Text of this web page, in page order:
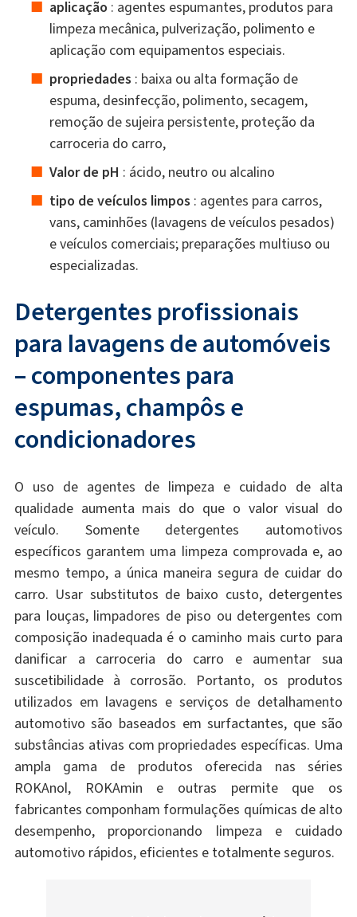
aplicação : agentes espumantes, produtos para
limpeza mecânica, pulverização, polimento e
aplicação com equipamentos especiais.
propriedades : baixa ou alta formação de
espuma, desinfecção, polimento, secagem,
remoção de sujeira persistente, proteção da
carroceria do carro,
Valor de pH : ácido, neutro ou alcalino
tipo de veículos limpos : agentes para carros,
vans, caminhões (lavagens de veículos pesados)
e veículos comerciais; preparações multiuso ou
especializadas.
Detergentes profissionais
para lavagens de automóveis
– componentes para
espumas, champôs e
condicionadores
O uso de agentes de limpeza e cuidado de alta
qualidade aumenta mais do que o valor visual do
veículo. Somente detergentes automotivos
específicos garantem uma limpeza comprovada e, ao
mesmo tempo, a única maneira segura de cuidar do
carro. Usar substitutos de baixo custo, detergentes
para louças, limpadores de piso ou detergentes com
composição inadequada é o caminho mais curto para
danificar a carroceria do carro e aumentar sua
suscetibilidade à corrosão. Portanto, os produtos
utilizados em lavagens e serviços de detalhamento
automotivo são baseados em surfactantes, que são
substâncias ativas com propriedades específicas. Uma
ampla gama de produtos oferecida nas séries
ROKAnol, ROKAmin e outras permite que os
fabricantes componham formulações químicas de alto
desempenho, proporcionando limpeza e cuidado
automotivo rápidos, eficientes e totalmente seguros.